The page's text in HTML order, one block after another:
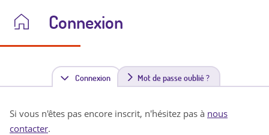
Connexion
Connexion(
n
Mot de passe oublié ?
Si vous n'êtes pas encore inscrit, n'hésitez pas à nous
contacter.